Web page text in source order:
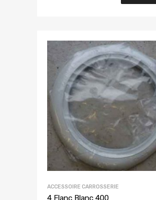
ACCESSOIRE CARROSSERIE
4 Flanc Blanc 400